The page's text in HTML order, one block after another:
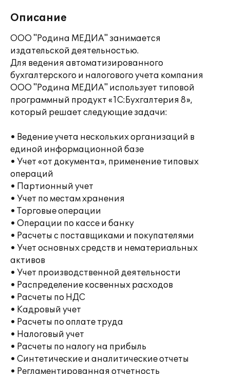
Описание
ООО "Родина МЕДИА" занимается
издательской деятельностью.
Для ведения автоматизированного
бухгалтерского и налогового учета компания
ООО "Родина МЕДИА" использует типовой
программный продукт «1С:Бухгалтерия 8»,
который решает следующие задачи:
• Ведение учета нескольких организаций в
единой информационной базе
• Учет «от документа», применение типовых
операций
• Партионный учет
• Учет по местам хранения
• Торговые операции
• Операции по кассе и банку
• Расчеты с поставщиками и покупателями
• Учет основных средств и нематериальных
активов
• Учет производственной деятельности
• Распределение косвенных расходов
• Расчеты по НДС
• Кадровый учет
• Расчеты по оплате труда
• Налоговый учет
• Расчеты по налогу на прибыль
• Синтетические и аналитические отчеты
• Регламентированная отчетность